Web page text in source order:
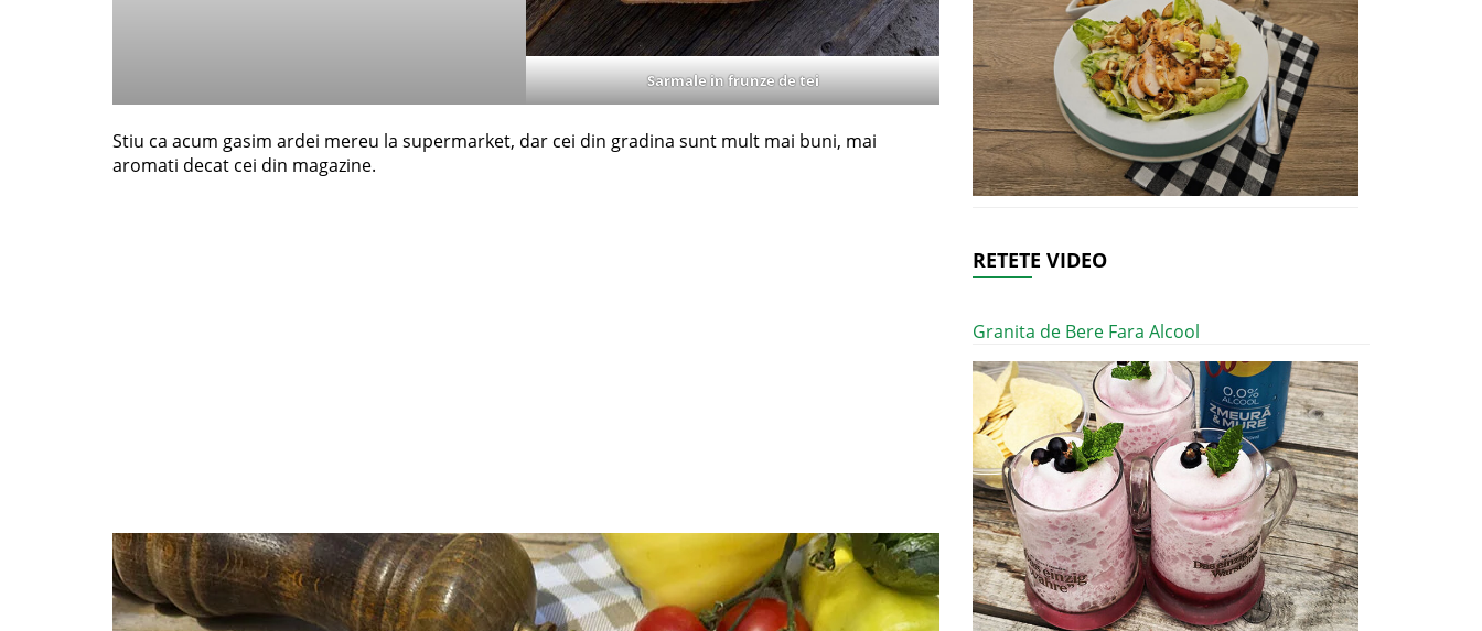
Sarmale in frunze de tei
Stiu ca acum gasim ardei mereu la supermarket, dar cei din gradina sunt mult mai buni, mai
aromati decat cei din magazine.
RETETE VIDEO
Granita de Bere Fara Alcool